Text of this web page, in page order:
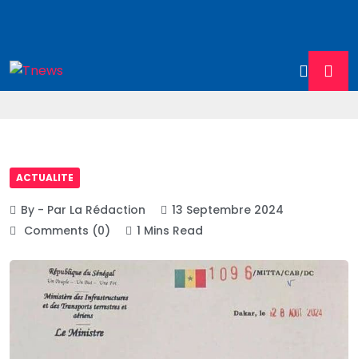
ACTUALITE
By - Par La Rédaction
13 Septembre 2024
Comments (0)
1 Mins Read